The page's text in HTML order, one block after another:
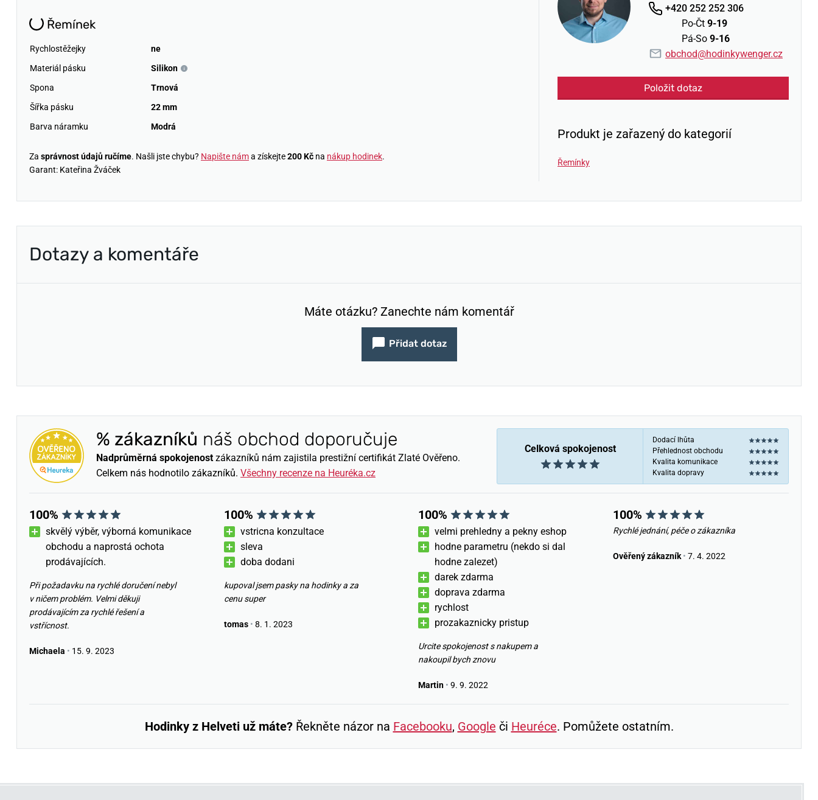
Řemínek
Rychlostěžejky
ne
Materiál pásku
Silikon
Spona
Trnová
Šířka pásku
22 mm
Barva náramku
Modrá
Za správnost údajů ručíme. Našli jste chybu? Napište náma získejte200 Kč na nákup hodinek.
Garant: Kateřina Žváček
+420 252 252 306
Po-Čt 9-19
Pá-So 9-16
obchod@hodinkywenger.cz
Položit dotaz
Produkt je zařazený do kategorií
Řemínky
Dotazy a komentáře
Máte otázku? Zanechte nám komentář
Přidat dotaz
Celková spokojenost
Dodací lhůta
Přehlednost obchodu
Kvalita komunikace
Kvalita dopravy
% zákazníků náš obchod doporučuje
Nadprůměrná spokojenostzákazníků nám zajistila prestižní certifikát Zlaté Ověřeno.
Celkem nás hodnotilo zákazníků. Všechny recenze na Heuréka.cz
100%
skvělý výběr, výborná komunikace
obchodu a naprostá ochota
prodávajících.
Při požadavku na rychlé doručení nebyl
v ničem problém. Velmi děkuji
prodávajícím za rychlé řešení a
vstřícnost.
Michaela • 15. 9. 2023
100%
vstricna konzultace
sleva
doba dodani
kupoval jsem pasky na hodinky a za
cenu super
tomas • 8. 1. 2023
100%
velmi prehledny a pekny eshop
hodne parametru (nekdo si dal
hodne zalezet)
darek zdarma
doprava zdarma
rychlost
prozakaznicky pristup
Urcite spokojenost s nakupem a
nakoupil bych znovu
Martin • 9. 9. 2022
100%
Rychlé jednání, péče o zákazníka
Ověřený zákazník • 7. 4. 2022
Hodinky z Helveti už máte?Řekněte názor na Facebooku, Google či Heuréce. Pomůžete ostatním.